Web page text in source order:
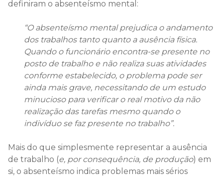
definiram o absenteísmo mental:
“O absenteísmo mental prejudica o andamento
dos trabalhos tanto quanto a ausência física.
Quando o funcionário encontra-se presente no
posto de trabalho e não realiza suas atividades
conforme estabelecido, o problema pode ser
ainda mais grave, necessitando de um estudo
minucioso para verificar o real motivo da não
realização das tarefas mesmo quando o
indivíduo se faz presente no trabalho”.
Mais do que simplesmente representar a ausência
de trabalho (e, por consequência, de produção) em
si, o absenteísmo indica problemas mais sérios